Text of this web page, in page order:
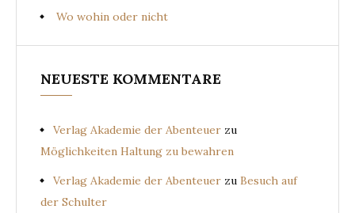
Wo wohin oder nicht
NEUESTE KOMMENTARE
Verlag Akademie der Abenteuer zu
Möglichkeiten Haltung zu bewahren
Verlag Akademie der Abenteuer zu Besuch auf
der Schulter